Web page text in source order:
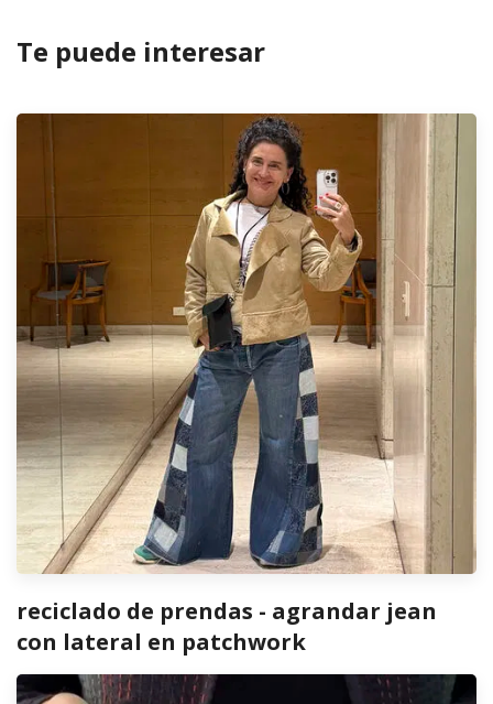
Te puede interesar
reciclado de prendas - agrandar jean
con lateral en patchwork